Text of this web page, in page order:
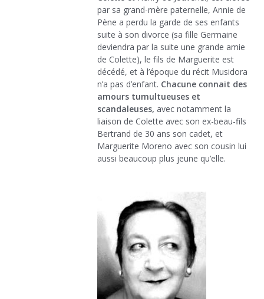
par sa grand-mère paternelle, Annie de
Pène a perdu la garde de ses enfants
suite à son divorce (sa fille Germaine
deviendra par la suite une grande amie
de Colette), le fils de Marguerite est
décédé, et à l’époque du récit Musidora
n’a pas d’enfant. Chacune connait des
amours tumultueuses et
scandaleuses, avec notamment la
liaison de Colette avec son ex-beau-fils
Bertrand de 30 ans son cadet, et
Marguerite Moreno avec son cousin lui
aussi beaucoup plus jeune qu’elle.